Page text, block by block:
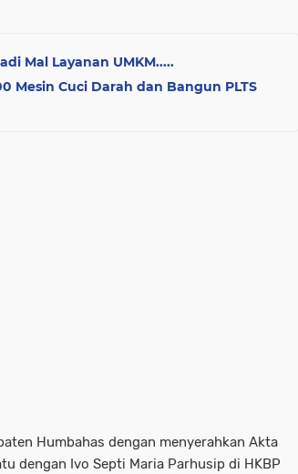
Mal Layanan UMKM.....
Mesin Cuci Darah dan Bangun PLTS
Humbahas dengan menyerahkan Akta
dengan Ivo Septi Maria Parhusip di HKBP